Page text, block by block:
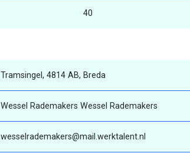
40
Tramsingel, 4814 AB, Breda
Wessel Rademakers Wessel Rademakers
wesselrademakers@mail.werktalent.nl